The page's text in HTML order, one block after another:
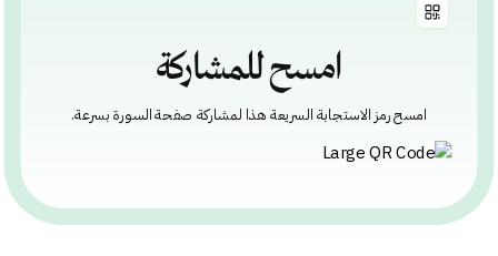
امسح للمشاركة
امسح رمز الاستجابة السريعة هذا لمشاركة صفحة السورة بسرعة.